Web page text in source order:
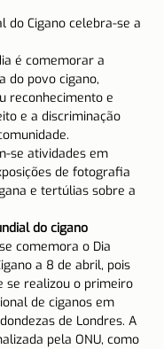
do Cigano celebra-se a
é comemorar a
do povo cigano,
reconhecimento e
e a discriminação
se atividades em
de fotografia
e tertúlias sobre a
do cigano
comemora o Dia
a 8 de abril, pois
se realizou o primeiro
de ciganos em
de Londres. A
pela ONU, como